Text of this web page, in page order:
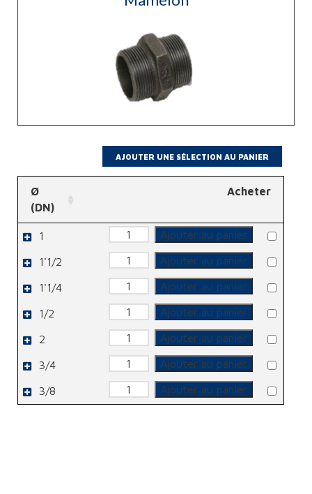
Ø
(DN)
Acheter
1 quantité
de
Mamelon
Ajouter au panier
1'1/2 quantité
de
Mamelon
Ajouter au panier
1'1/4 quantité
de
Mamelon
Ajouter au panier
1/2 quantité
de
Mamelon
Ajouter au panier
2 quantité
de
Mamelon
Ajouter au panier
3/4 quantité
de
Mamelon
Ajouter au panier
3/8 quantité
de
Mamelon
Ajouter au panier